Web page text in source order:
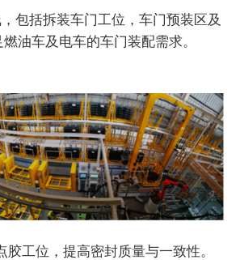
包括拆装车门工位，车门预装区及
油车及电车的车门装配需求。
工位，提高密封质量与一致性。